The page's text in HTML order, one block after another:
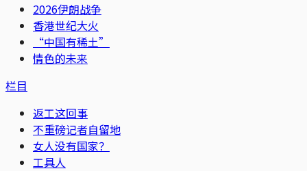
2026伊朗战争
香港世纪大火
“中国有稀土”
情色的未来
栏目
返工这回事
不重磅记者自留地
女人没有国家？
工具人